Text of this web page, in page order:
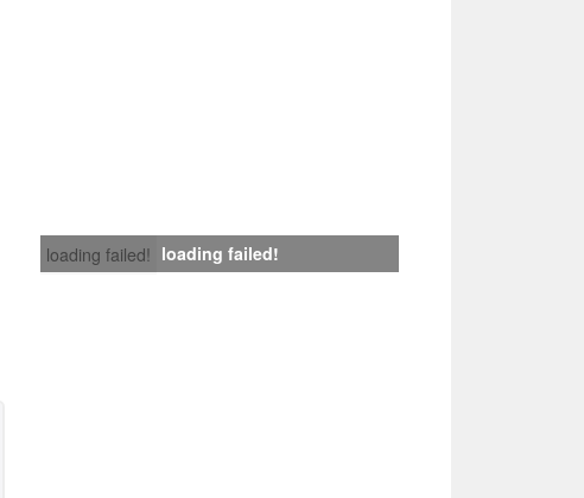
loading failed! loading failed!